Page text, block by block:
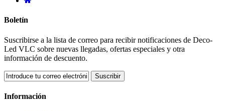
Boletín
Suscribirse a la lista de correo para recibir notificaciones de Deco-
Led VLC sobre nuevas llegadas, ofertas especiales y otra
información de descuento.
Suscribir
Información